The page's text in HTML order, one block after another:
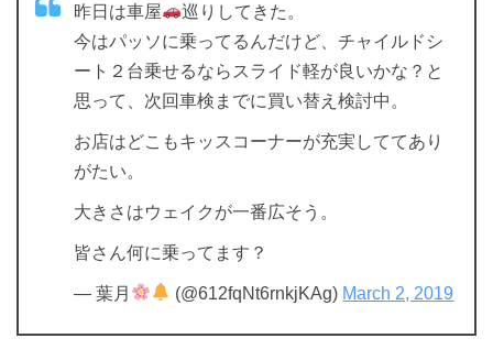
昨日は車屋
巡りしてきた。
今はパッソに乗ってるんだけど、チャイルドシ
ート２台乗せるならスライド軽が良いかな？と
思って、次回車検までに買い替え検討中。
お店はどこもキッスコーナーが充実しててあり
がたい。
大きさはウェイクが一番広そう。
皆さん何に乗ってます？
— 葉月 (@612fqNt6rnkjKAg) March 2, 2019